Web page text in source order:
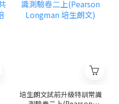
培生朗文試前升級特訓常識